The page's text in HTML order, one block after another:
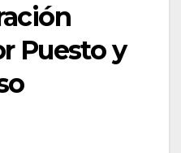
Puesto y